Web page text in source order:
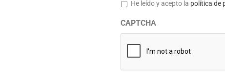
He leído y acepto la política de
CAPTCHA